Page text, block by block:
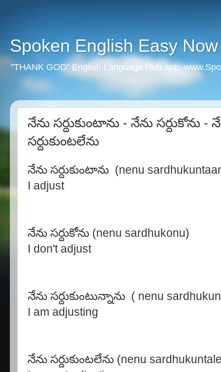
Spoken English Easy Now
"THANK GOD" English Language Hub app.
నేను సర్దుకుంటాను - నేను సర్దుకోను -
సర్దుకుంటలేను
నేను సర్దుకుంటాను (nenu
I adjust
నేను సర్దుకోను (nenu sardhukonu)
I don't adjust
నేను సర్దుకుంటున్నాను ( nenu
I am adjusting
నేను సర్దుకుంటలేను (nenu